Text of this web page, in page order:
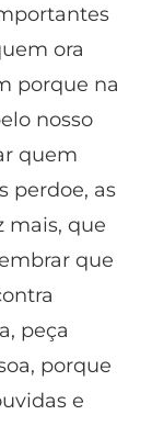
ora
porque na
nosso
quem
perdoe, as
mais, que
que
peça
porque
e